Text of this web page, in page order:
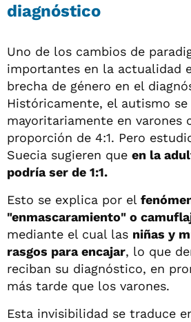
diagnóstico
Uno de los cambios de
importantes en la actualidad
brecha de género en el
Históricamente, el autismo
mayoritariamente en varones
proporción de 4:1. Pero
Suecia sugieren que en la
podría ser de 1:1.
Esto se explica por el
"enmascaramiento" o
mediante el cual las niñas y
rasgos para encajar, lo que
reciban su diagnóstico, en
más tarde que los varones.
Esta invisibilidad se traduce